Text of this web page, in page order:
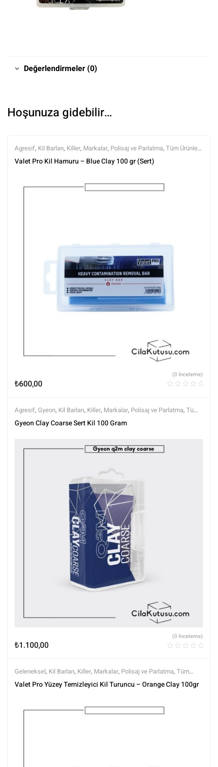
Değerlendirmeler (0)
Hoşunuza gidebilir…
Agresif, Kil Barları, Killer, Markalar, Polisaj ve Parlatma, Tüm Ürünler,
Tüm Ürünler,Valet Pro, Yüzey Temizleyici ve Arındırıcılar
Valet Pro Kil Hamuru – Blue Clay 100 gr (Sert)
₺600,00
(0 İnceleme)
Agresif, Gyeon, Kil Barları, Killer, Markalar, Polisaj ve Parlatma, Tüm
Ürünler ,Tüm Ürünler,Yüzey Temizleyici ve Arındırıcılar
Gyeon Clay Coarse Sert Kil 100 Gram
₺1.100,00
(0 İnceleme)
Geleneksel, Kil Barları, Killer, Markalar, Polisaj ve Parlatma, Tüm
Ürünler,Tüm Ürünler,Valet Pro ,Yüzey Temizleyici ve Arındırıcılar
Valet Pro Yüzey Temizleyici Kil Turuncu – Orange Clay 100gr